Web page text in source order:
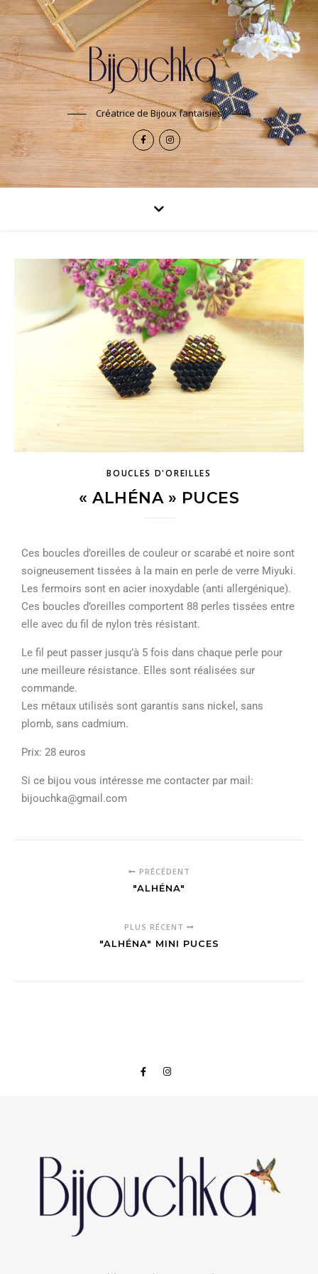
Créatrice de Bijoux fantaisies
BOUCLES D'OREILLES
« ALHÉNA » PUCES
Ces boucles d’oreilles de couleur or scarabé et noire sont
soigneusement tissées à la main en perle de verre Miyuki.
Les fermoirs sont en acier inoxydable (anti allergénique).
Ces boucles d’oreilles comportent 88 perles tissées entre
elle avec du fil de nylon très résistant.
Le fil peut passer jusqu’à 5 fois dans chaque perle pour
une meilleure résistance. Elles sont réalisées sur
commande.
Les métaux utilisés sont garantis sans nickel, sans
plomb, sans cadmium.
Prix: 28 euros
Si ce bijou vous intéresse me contacter par mail:
bijouchka@gmail.com
PRÉCÉDENT
"ALHÉNA"
PLUS RÉCENT
"ALHÉNA" MINI PUCES